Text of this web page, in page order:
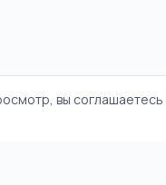
вы соглашаетесь